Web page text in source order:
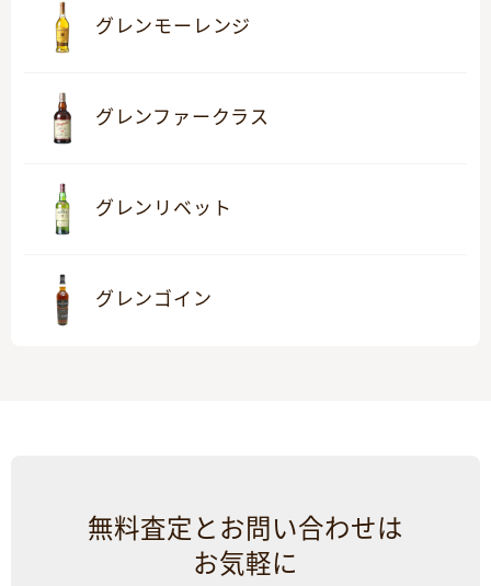
グレンモーレンジ
グレンファークラス
グレンリベット
グレンゴイン
無料査定とお問い合わせは
お気軽に